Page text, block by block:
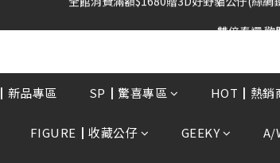
全館消費滿額$1680贈3D好野貓公仔(絲
雙倍奉還
新品專區 SP┃驚喜專區 HOT┃熱銷
FIGURE┃收藏公仔 GEEKY A/